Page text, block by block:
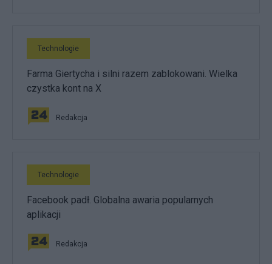
Technologie
Farma Giertycha i silni razem zablokowani. Wielka
czystka kont na X
Redakcja
Technologie
Facebook padł. Globalna awaria popularnych
aplikacji
Redakcja